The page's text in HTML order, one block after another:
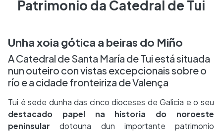
Patrimonio da Catedral de Tui
Unha xoia gótica a beiras do Miño
A Catedral de Santa María de Tui está situada
nun outeiro con vistas excepcionais sobre o
río e a cidade fronteiriza de Valença
Tui é sede dunha das cinco dioceses de Galicia e o seu
destacado papel na historia do noroeste
peninsular dotouna dun importante patrimonio